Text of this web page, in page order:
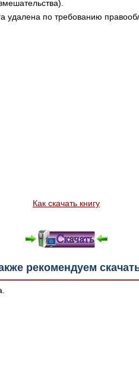
удалена по требованию
Как скачать книгу
рекомендуем